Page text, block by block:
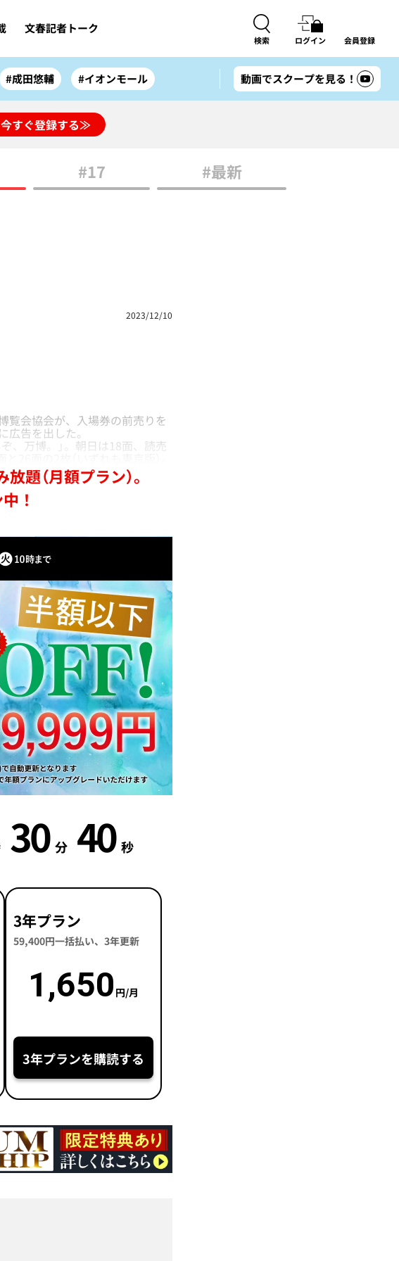
文春記者トーク
検索 ログイン 会員登録
#成田悠輔 #イオンモール 動画でスクープを見る！
今すぐ登録する≫
#17 #最新
2023/12/10
覧会協会が、入場券の前売りを
告を出した。
、万博。」。朝日は18面、読売
（月額プラン）。
！
30 分 38 秒
3年プラン
59,400円一括払い、3年更新
1,650 円/月
3年プランを購読する